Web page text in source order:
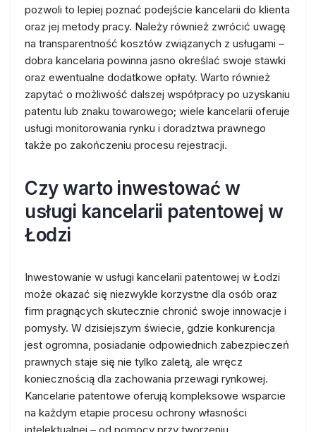
pozwoli to lepiej poznać podejście kancelarii do klienta
oraz jej metody pracy. Należy również zwrócić uwagę
na transparentność kosztów związanych z usługami –
dobra kancelaria powinna jasno określać swoje stawki
oraz ewentualne dodatkowe opłaty. Warto również
zapytać o możliwość dalszej współpracy po uzyskaniu
patentu lub znaku towarowego; wiele kancelarii oferuje
usługi monitorowania rynku i doradztwa prawnego
także po zakończeniu procesu rejestracji.
Czy warto inwestować w
usługi kancelarii patentowej w
Łodzi
Inwestowanie w usługi kancelarii patentowej w Łodzi
może okazać się niezwykle korzystne dla osób oraz
firm pragnących skutecznie chronić swoje innowacje i
pomysły. W dzisiejszym świecie, gdzie konkurencja
jest ogromna, posiadanie odpowiednich zabezpieczeń
prawnych staje się nie tylko zaletą, ale wręcz
koniecznością dla zachowania przewagi rynkowej.
Kancelarie patentowe oferują kompleksowe wsparcie
na każdym etapie procesu ochrony własności